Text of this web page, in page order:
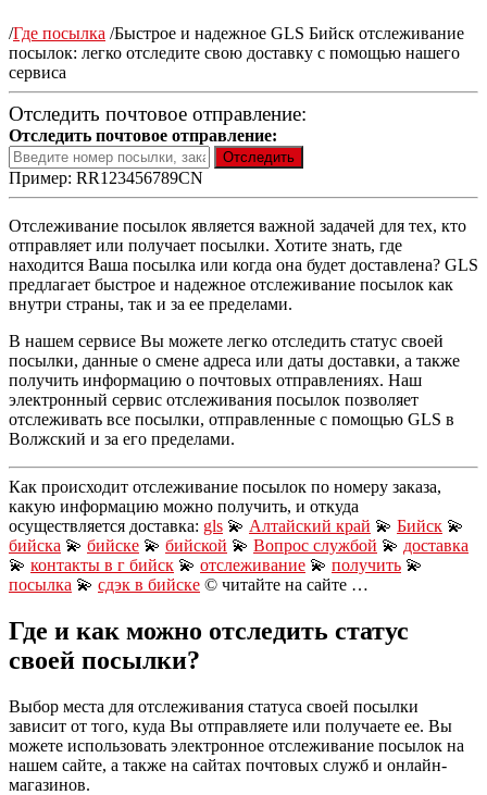
/Где посылка /Быстрое и надежное GLS Бийск отслеживание
посылок: легко отследите свою доставку с помощью нашего
сервиса
Отследить почтовое отправление:
Отследить почтовое отправление:
Пример: RR123456789CN
Отслеживание посылок является важной задачей для тех, кто
отправляет или получает посылки. Хотите знать, где
находится Ваша посылка или когда она будет доставлена? GLS
предлагает быстрое и надежное отслеживание посылок как
внутри страны, так и за ее пределами.
В нашем сервисе Вы можете легко отследить статус своей
посылки, данные о смене адреса или даты доставки, а также
получить информацию о почтовых отправлениях. Наш
электронный сервис отслеживания посылок позволяет
отслеживать все посылки, отправленные с помощью GLS в
Волжский и за его пределами.
Как происходит отслеживание посылок по номеру заказа,
какую информацию можно получить, и откуда
осуществляется доставка: gls 💫 Алтайский край 💫 Бийск 💫
бийска 💫 бийске 💫 бийской 💫 Вопрос службой 💫 доставка
💫 контакты в г бийск 💫 отслеживание 💫 получить 💫
посылка 💫 сдэк в бийске © читайте на сайте …
Где и как можно отследить статус
своей посылки?
Выбор места для отслеживания статуса своей посылки
зависит от того, куда Вы отправляете или получаете ее. Вы
можете использовать электронное отслеживание посылок на
нашем сайте, а также на сайтах почтовых служб и онлайн-
магазинов.